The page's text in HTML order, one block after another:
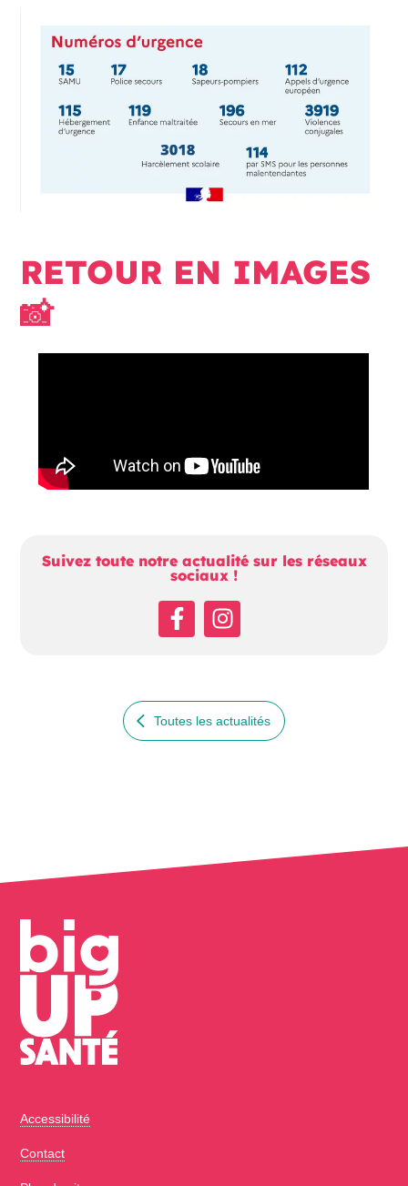
RETOUR EN IMAGES
📸
Suivez toute notre actualité sur les réseaux
sociaux !
FacebookInstagram
Toutes les actualités
Accessibilité
Contact